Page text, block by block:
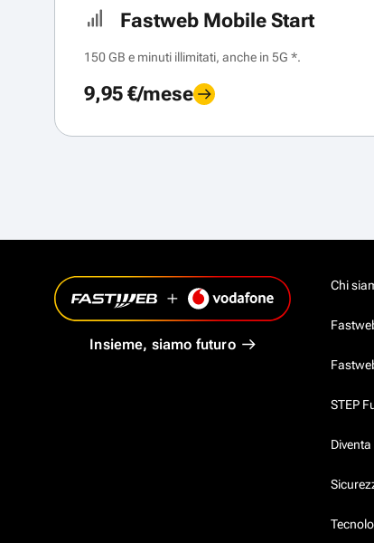
Fastweb Mobile Start
150 GB e minuti illimitati, anche in 5G *.
9,95 €/mese
Insieme, siamo futuro
Chi
STEP